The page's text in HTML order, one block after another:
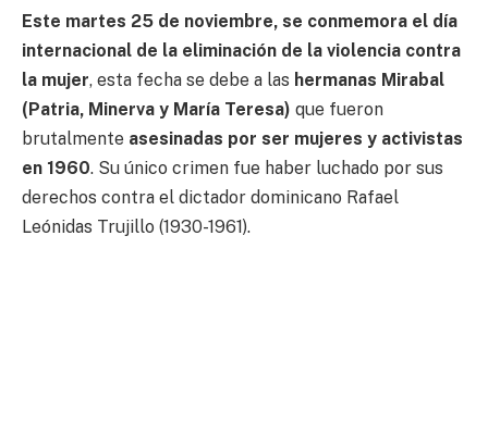
Este martes 25 de noviembre, se conmemora el día
internacional de la eliminación de la violencia contra
la mujer, esta fecha se debe a las hermanas Mirabal
(Patria, Minerva y María Teresa) que fueron
brutalmente asesinadas por ser mujeres y activistas
en 1960. Su único crimen fue haber luchado por sus
derechos contra el dictador dominicano Rafael
Leónidas Trujillo (1930-1961).